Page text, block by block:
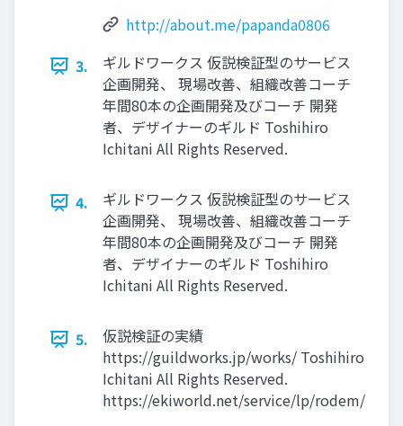
http://about.me/papanda0806
3.
ギルドワークス 仮説検証型のサービス
企画開発、 現場改善、組織改善コーチ
年間80本の企画開発及びコーチ 開発
者、デザイナーのギルド Toshihiro
Ichitani All Rights Reserved.
4.
ギルドワークス 仮説検証型のサービス
企画開発、 現場改善、組織改善コーチ
年間80本の企画開発及びコーチ 開発
者、デザイナーのギルド Toshihiro
Ichitani All Rights Reserved.
5.
仮説検証の実績
https://guildworks.jp/works/ Toshihiro
Ichitani All Rights Reserved.
https://ekiworld.net/service/lp/rodem/